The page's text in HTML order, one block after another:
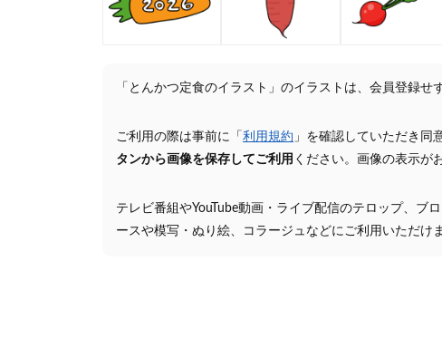
「とんかつ定食のイラスト」のイラストは、会員登録せ
ご利用の際は事前に「 利用規約 」を確認していただき同
タンから画像を保存してご利用 ください。画像の表示が
テレビ番組やYouTube動画・ライブ配信のテロップ、ブ
ースや模写・ぬり絵、コラージュなどにご利用いただけ